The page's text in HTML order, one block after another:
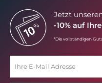
Jetzt
-10% auf
*Die vollständigen